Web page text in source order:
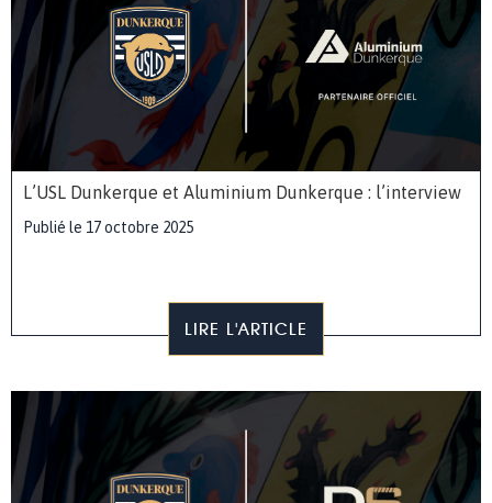
L’USL Dunkerque et Aluminium Dunkerque : l’interview
Publié le 17 octobre 2025
LIRE L'ARTICLE